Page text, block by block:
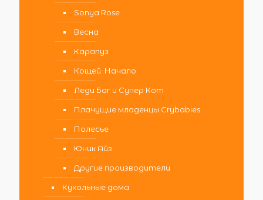
Sonya Rose
Весна
Карапуз
Кощей. Начало
Леди Баг и Супер Кот
Плачущие младенцы Crybabies
Полесье
Юник Айз
Другие производители
Кукольные дома